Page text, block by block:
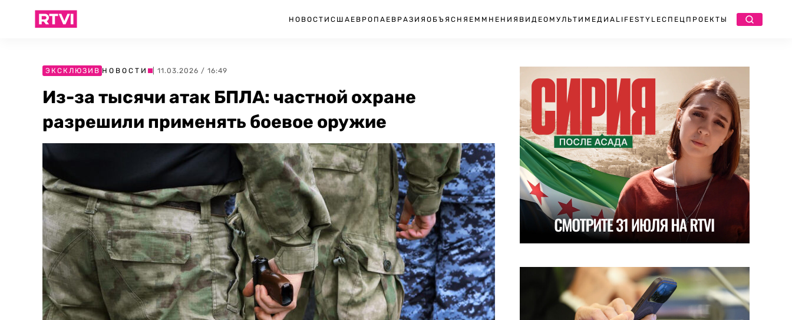
НОВОСТИ США ЕВРОПА ЕВРАЗИЯ ОБЪЯСНЯЕМ МНЕНИЯ ВИДЕО МУЛЬТИМЕДИА LIFESTYLEСПЕЦПРОЕКТЫ
ЭКСКЛЮЗИВ НОВОСТИ | 11.03.2026 / 16:49
Из-за тысячи атак БПЛА: частной охране
разрешили применять боевое оружие